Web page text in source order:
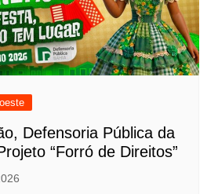
Defensoria Pública da
“Forró de Direitos”